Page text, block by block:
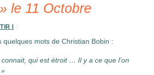
le 11 Octobre
I /
quelques mots de Christian Bobin :
connait, qui est étroit … Il y a ce que l’on